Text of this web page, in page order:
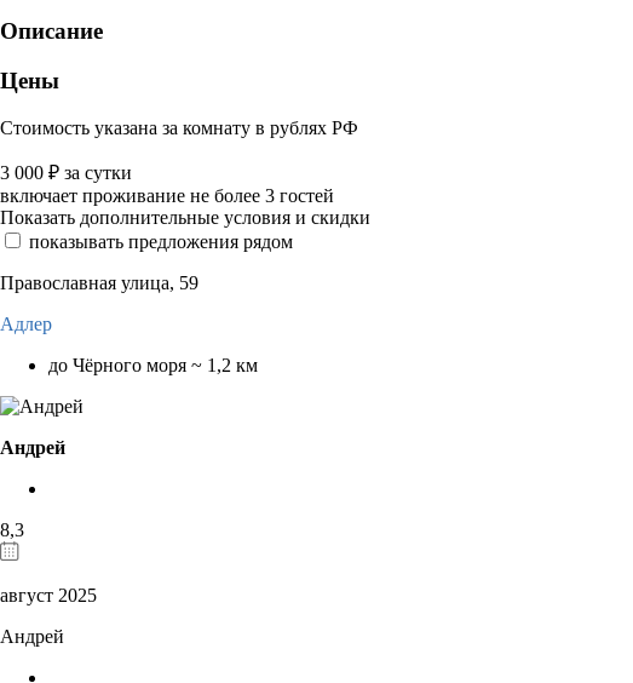
Описание
Цены
Стоимость указана за комнату в рублях РФ
3 000 ₽ за сутки
включает проживание не более 3 гостей
Показать дополнительные условия и скидки
показывать предложения рядом
Православная улица, 59
Адлер
до Чёрного моря ~ 1,2 км
Андрей
8,3
август 2025
Андрей